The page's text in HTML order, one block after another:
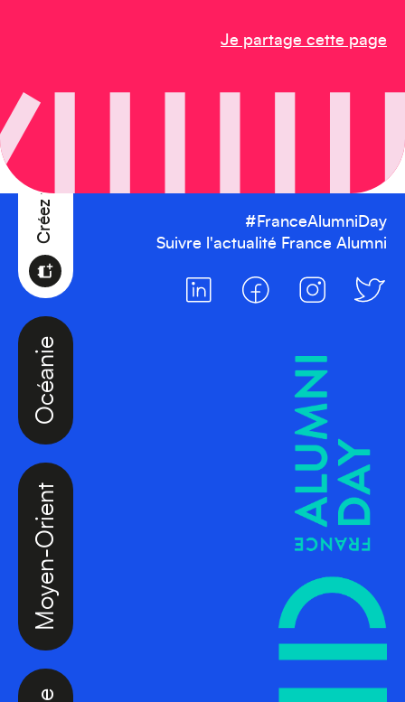
Je partage cette page
Europe
Moyen-Orient
Océanie
Créez votre événement
#FranceAlumniDay
Suivre l'actualité France Alumni